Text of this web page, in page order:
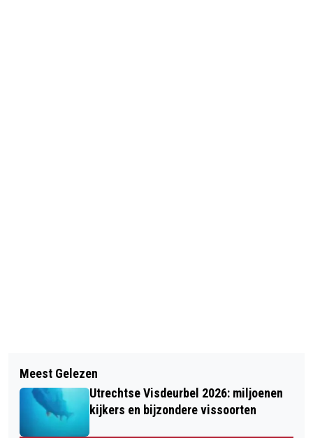
UTRECHT SCHERPT HANDHAVING IN
STAD AAN: NATIONAAL LAATSTE
JAARWISSELING MET
CONSUMENTENVUURWERK
RESULTATEN ONDERZOEK
VERKEERSSITUATIE MEERNBRUG
Meest Gelezen
Utrechtse Visdeurbel 2026: miljoenen
kijkers en bijzondere vissoorten